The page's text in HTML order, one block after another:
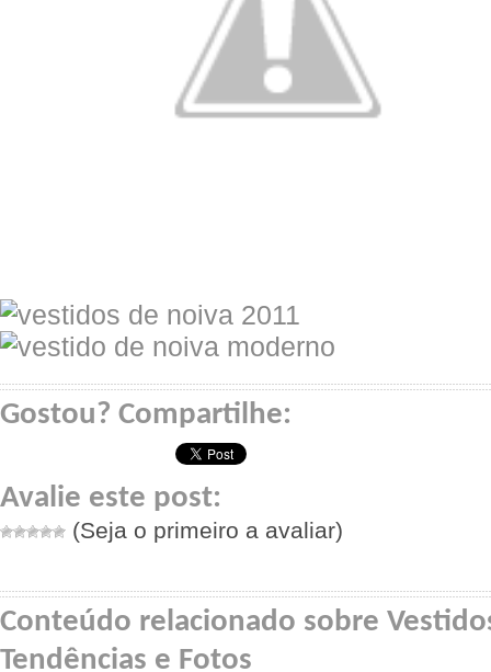
Gostou? Compartilhe:
Avalie este post:
(Seja o primeiro a avaliar)
Conteúdo relacionado sobre
Tendências e Fotos